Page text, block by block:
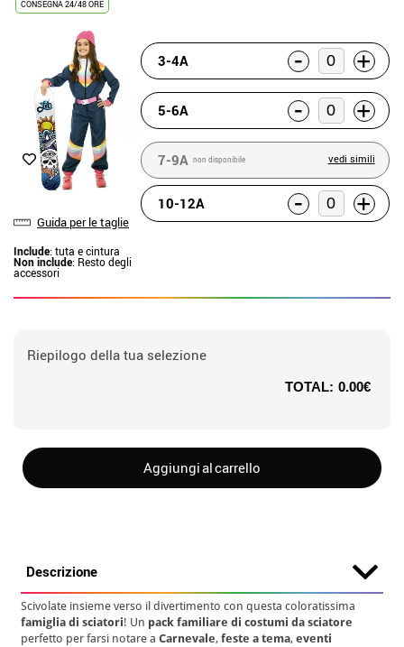
CONSEGNA 24/48 ORE
Guida per le taglie
Include: tuta e cintura
Non include: Resto degli
accessori
3-4A - +
5-6A - +
7-9A non disponibile vedi simili
10-12A - +
Riepilogo della tua selezione
TOTAL: 0.00€
Aggiungi al carrello
Descrizione
Scivolate insieme verso il divertimento con questa coloratissima
famiglia di sciatori! Un pack familiare di costumi da sciatore
perfetto per farsi notare aCarnevale,feste a tema,eventi